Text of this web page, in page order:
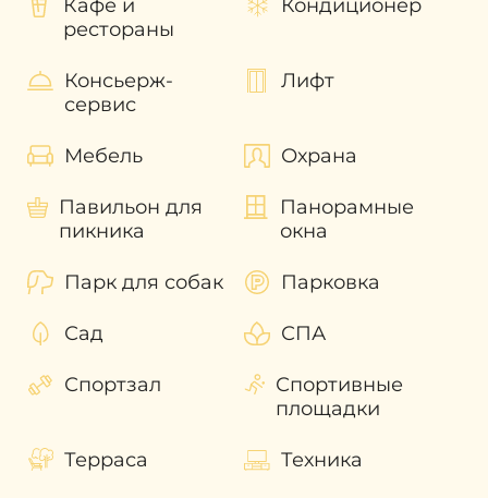
Показатели
средней рентабельности
инвестиций в North 43 составляет от
течением времени этот показатель будет
только расти. Для получения быстрого
инвестиционного дохода можно выгодно
перепродать недвижимость не дожидаясь
завершения строительства. А также
выгодно перепродать проект еще на
стадии строительства и получить быстрый
инвестиционный доход.
Наши эксперты помогут разобраться во
приобретением недвижимости в Дубае!
Кафе и
рестораны
Кондиционер
Консьерж-
сервис
Лифт
Мебель Охрана
Павильон для
пикника
Панорамные
окна
Парк для собак Парковка
Сад СПА
Спортзал
Спортивные
площадки
Терраса Техника